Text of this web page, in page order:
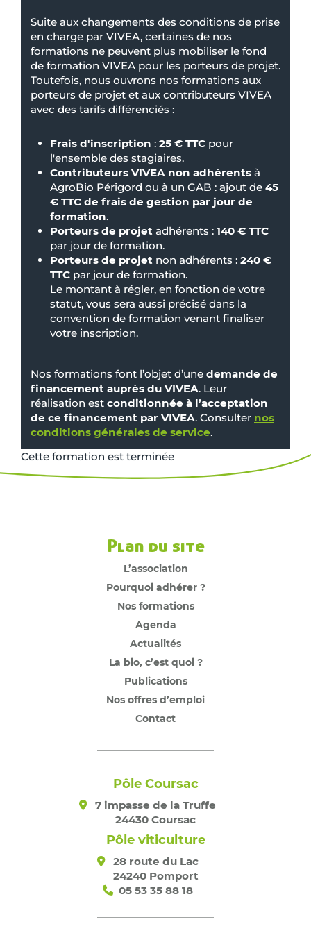
Suite aux changements des conditions de prise
en charge par VIVEA, certaines de nos
formations ne peuvent plus mobiliser le fond
de formation VIVEA pour les porteurs de projet.
Toutefois, nous ouvrons nos formations aux
porteurs de projet et aux contributeurs VIVEA
avec des tarifs différenciés :
Frais d'inscription : 25 € TTC pour
l'ensemble des stagiaires.
Contributeurs VIVEA non adhérents à
AgroBio Périgord ou à un GAB : ajout de 45
€ TTC de frais de gestion par jour de
formation.
Porteurs de projet adhérents : 140 € TTC
par jour de formation.
Porteurs de projet non adhérents : 240 €
TTC par jour de formation.
Le montant à régler, en fonction de votre
statut, vous sera aussi précisé dans la
convention de formation venant finaliser
votre inscription.
Nos formations font l’objet d’une demande de
financement auprès du VIVEA. Leur
réalisation est conditionnée à l’acceptation
de ce financement par VIVEA. Consulter nos
conditions générales de service.
Cette formation est terminée
Plan du site
L’association
Pourquoi adhérer ?
Nos formations
Agenda
Actualités
La bio, c’est quoi ?
Publications
Nos offres d’emploi
Contact
Pôle Coursac
7 impasse de la Truffe
24430 Coursac
Pôle viticulture
28 route du Lac
24240 Pomport
05 53 35 88 18